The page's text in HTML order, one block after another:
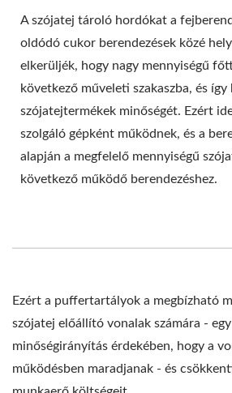
A szójatej tároló hordókat a
oldódó cukor berendezések közé
elkerüljék, hogy nagy mennyiségű
következő műveleti szakaszba, és
szójatejtermékek minőségét. Ezért
szolgáló gépként működnek, és a
alapján a megfelelő mennyiségű
következő működő berendezéshez.
Ezért a puffertartályok a megbízható
szójatej előállító vonalak számára -
minőségirányítás érdekében, hogy a
működésben maradjanak - és